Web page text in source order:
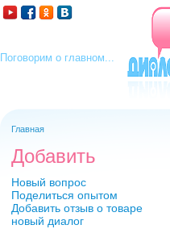
Поговорим о главном...
Главная
Добавить
Новый вопрос
Поделиться опытом
Добавить отзыв о товаре
новый диалог